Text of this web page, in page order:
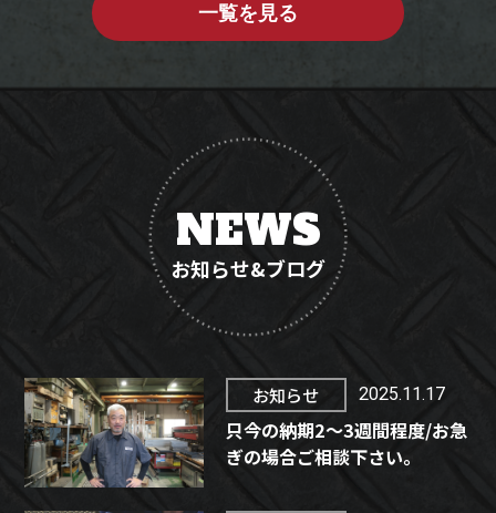
一覧を見る
NEWS
お知らせ&ブログ
お知らせ 2025.11.17
只今の納期2～3週間程度/お急
ぎの場合ご相談下さい。